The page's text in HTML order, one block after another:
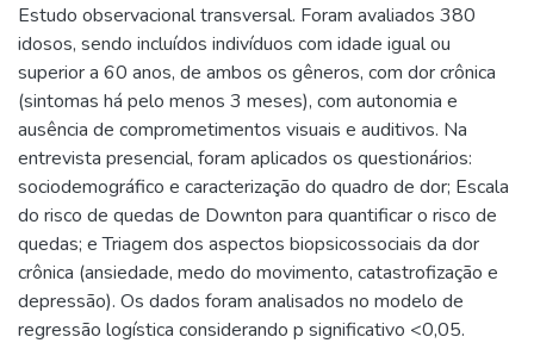
Estudo observacional transversal. Foram avaliados 380
idosos, sendo incluídos indivíduos com idade igual ou
superior a 60 anos, de ambos os gêneros, com dor crônica
(sintomas há pelo menos 3 meses), com autonomia e
ausência de comprometimentos visuais e auditivos. Na
entrevista presencial, foram aplicados os questionários:
sociodemográfico e caracterização do quadro de dor; Escala
do risco de quedas de Downton para quantificar o risco de
quedas; e Triagem dos aspectos biopsicossociais da dor
crônica (ansiedade, medo do movimento, catastrofização e
depressão). Os dados foram analisados no modelo de
regressão logística considerando p significativo <0,05.